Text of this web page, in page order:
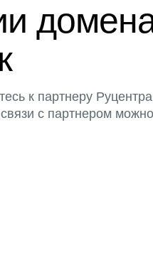
к партнеру
с партнером